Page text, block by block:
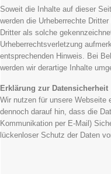
Soweit die Inhalte auf dieser
werden die Urheberrechte
Dritter als solche
Urheberrechtsverletzung
entsprechenden Hinweis. Bei
werden wir derartige Inhalte
Erklärung zur Datensicherheit
Wir nutzen für unsere Webseite
dennoch darauf hin, dass die
Kommunikation per E-Mail)
lückenloser Schutz der Daten